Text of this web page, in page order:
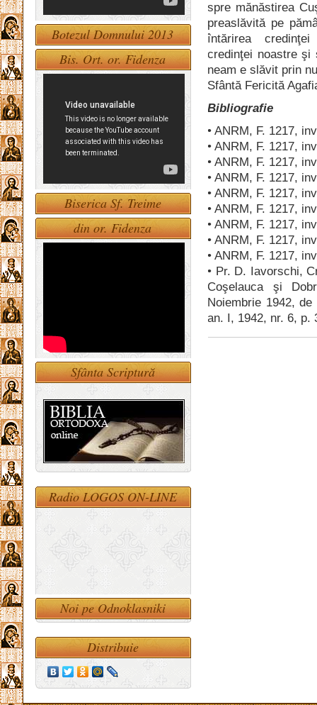
spre mănăstirea
preaslăvită pe
întărirea
credinţei noastre şi
neam e slăvit prin
Sfântă Fericită
Bibliografie
• ANRM, F. 1217,
• ANRM, F. 1217,
• ANRM, F. 1217,
• ANRM, F. 1217,
• ANRM, F. 1217,
• ANRM, F. 1217,
• ANRM, F. 1217,
• ANRM, F. 1217,
• ANRM, F. 1217,
• Pr. D. Iavorschi,
Coşelauca şi
Noiembrie 1942,
an. I, 1942, nr. 6, p.
Botezul Domnului 2013
Bis. Ort. or. Fidenza
Biserica Sf. Treime
din or. Fidenza
Sfânta Scriptură
Radio LOGOS ON-LINE
Noi pe Odnoklasniki
Distribuie